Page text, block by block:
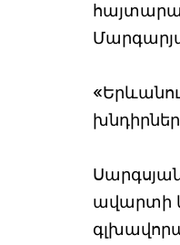
ավարտի